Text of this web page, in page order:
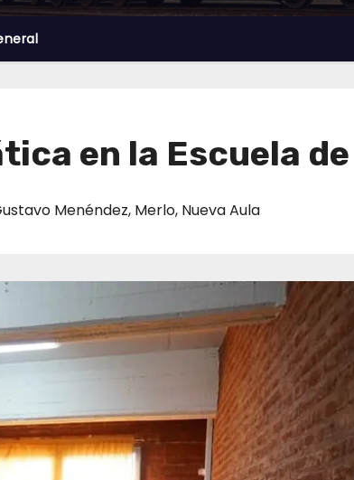
en la Escuela
Menéndez, Merlo, Nueva Aula